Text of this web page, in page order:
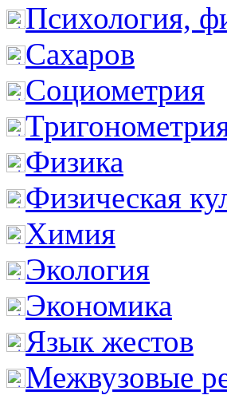
Психология,
Сахаров
Социометрия
Физика
Физическая
Химия
Экология
Экономика
Язык жестов
Межвузовые